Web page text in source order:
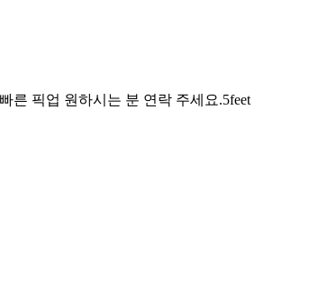
른 픽업 원하시는 분 연락 주세요.5feet